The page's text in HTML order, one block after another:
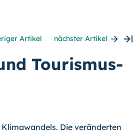
Artikel nächster Artikel
Tourismus-
Die veränderten